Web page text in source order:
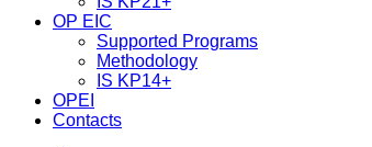
OP EIC
Supported Programs
Methodology
IS KP14+
OPEI
Contacts